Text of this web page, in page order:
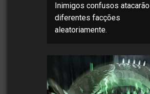
Inimigos confusos atacarão
diferentes facções
aleatoriamente.